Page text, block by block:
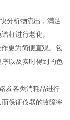
分析物流出，满足
柱进行老化。
更为简便直观。包
以及实时得到的色
及各类消耗品进行
保证仪器的故障率